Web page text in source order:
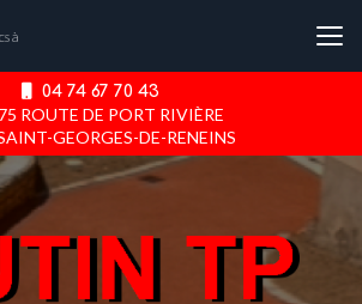
04 74 67 70 43
ROUTE DE PORT RIVIÈRE
GEORGES-DE-RENEINS